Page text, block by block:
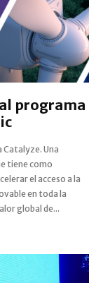
programa
global de...